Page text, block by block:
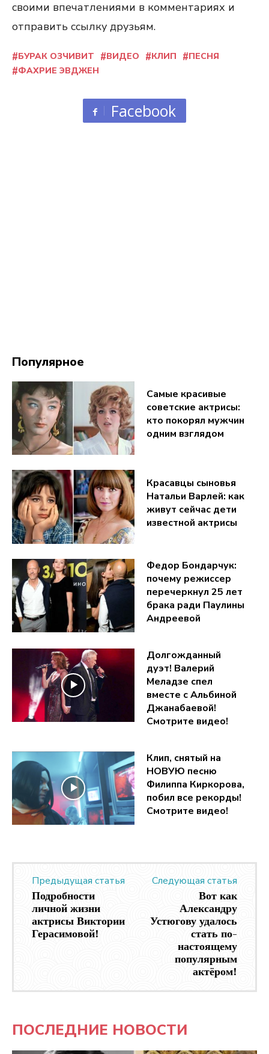
своими впечатлениями в комментариях и
отправить ссылку друзьям.
БУРАК ОЗЧИВИТ ВИДЕО КЛИП
ПЕСНЯ
ФАХРИЕ ЭВДЖЕН
Facebook
Популярное
Самые красивые
советские актрисы:
кто покорял мужчин
одним взглядом
Красавцы сыновья
Натальи Варлей: как
живут сейчас дети
известной актрисы
Федор Бондарчук:
почему режиссер
перечеркнул 25 лет
брака ради Паулины
Андреевой
Долгожданный
дуэт! Валерий
Меладзе спел
вместе с Альбиной
Джанабаевой!
Смотрите видео!
Клип, снятый на
НОВУЮ песню
Филиппа Киркорова,
побил все рекорды!
Смотрите видео!
Предыдущая статья
Подробности
личной жизни
актрисы Виктории
Герасимовой!
Следующая статья
Вот как
Александру
Устюгову удалось
стать по-
настоящему
популярным
актёром!
ПОСЛЕДНИЕ НОВОСТИ